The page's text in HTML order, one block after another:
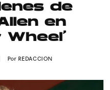
de
en
Wheel’
Por REDACCION